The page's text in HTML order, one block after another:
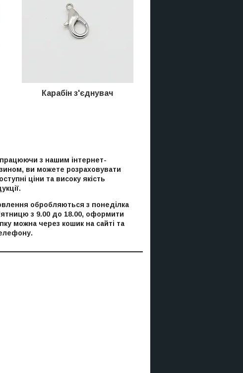
Карабін з'єднувач
з нашим інтернет-
ви можете розраховувати
ціни та високу якість
обробляються з понеділка
з 9.00 до 18.00, оформити
можна через кошик на сайті та